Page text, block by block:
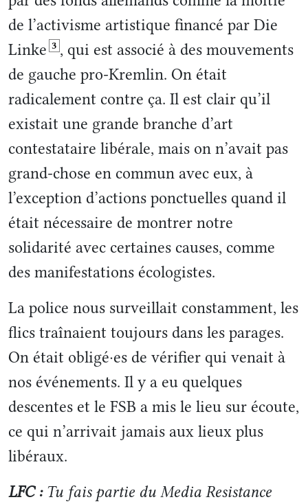
de l’activisme artistique financé par Die
Linke 3 , qui est associé à des mouvements
de gauche pro-Kremlin. On était
radicalement contre ça. Il est clair qu’il
existait une grande branche d’art
contestataire libérale, mais on n’avait pas
grand-chose en commun avec eux, à
l’exception d’actions ponctuelles quand il
était nécessaire de montrer notre
solidarité avec certaines causes, comme
des manifestations écologistes.
La police nous surveillait constamment, les
flics traînaient toujours dans les parages.
On était obligé·es de vérifier qui venait à
nos événements. Il y a eu quelques
descentes et le FSB a mis le lieu sur écoute,
ce qui n’arrivait jamais aux lieux plus
libéraux.
LFC : Tu fais partie du Media Resistance